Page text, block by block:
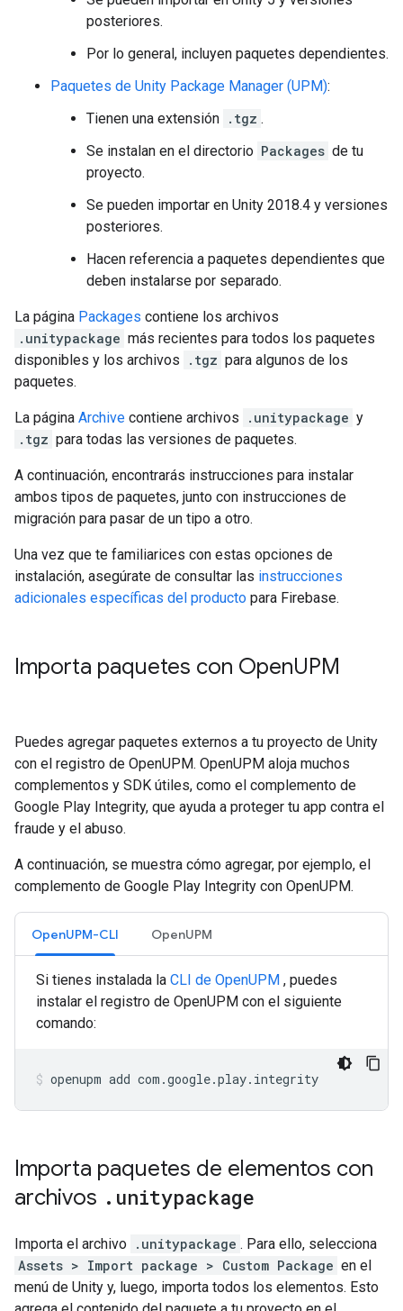
posteriores.
Por lo general, incluyen paquetes dependientes.
Paquetes de Unity Package Manager (UPM):
Tienen una extensión .tgz .
Se instalan en el directorio Packages de tu
proyecto.
Se pueden importar en Unity 2018.4 y versiones
posteriores.
Hacen referencia a paquetes dependientes que
deben instalarse por separado.
La página Packages contiene los archivos
.unitypackage más recientes para todos los paquetes
disponibles y los archivos
.tgz para algunos de los
paquetes.
La página Archive contiene archivos .unitypackage y
.tgz para todas las versiones de paquetes.
A continuación, encontrarás instrucciones para instalar
ambos tipos de paquetes, junto con instrucciones de
migración para pasar de un tipo a otro.
Una vez que te familiarices con estas opciones de
instalación, asegúrate de consultar las instrucciones
adicionales específicas del producto para Firebase.
Importa paquetes con OpenUPM
Puedes agregar paquetes externos a tu proyecto de Unity
con el registro de OpenUPM. OpenUPM aloja muchos
complementos y SDK útiles, como el complemento de
Google Play Integrity, que ayuda a proteger tu app contra el
fraude y el abuso.
A continuación, se muestra cómo agregar, por ejemplo, el
complemento de Google Play Integrity con OpenUPM.
OpenUPM-CLI OpenUPM
Si tienes instalada la CLI de OpenUPM , puedes
instalar el registro de OpenUPM con el siguiente
comando:
openupm add com.google.play.integrity
Importa paquetes de elementos con
archivos . unitypackage
Importa el archivo .unitypackage . Para ello, selecciona
Assets > Import package > Custom Package en el
menú de Unity y, luego, importa todos los elementos. Esto